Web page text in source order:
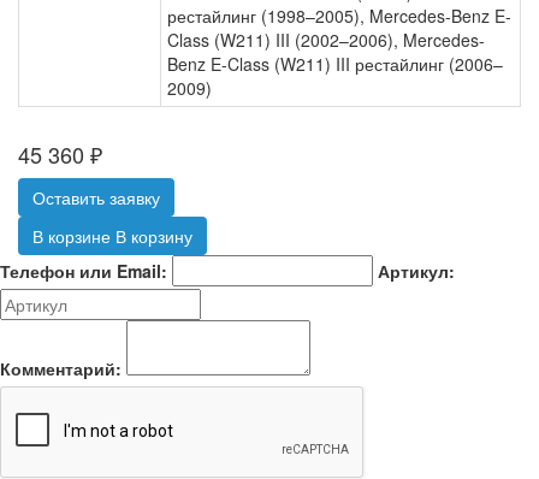
рестайлинг (1998–2005), Mercedes-Benz E-
Class (W211) III (2002–2006), Mercedes-
Benz E-Class (W211) III рестайлинг (2006–
2009)
45 360 ₽
Оставить заявку
В корзине В корзину
Телефон или Email:
Артикул:
Комментарий: